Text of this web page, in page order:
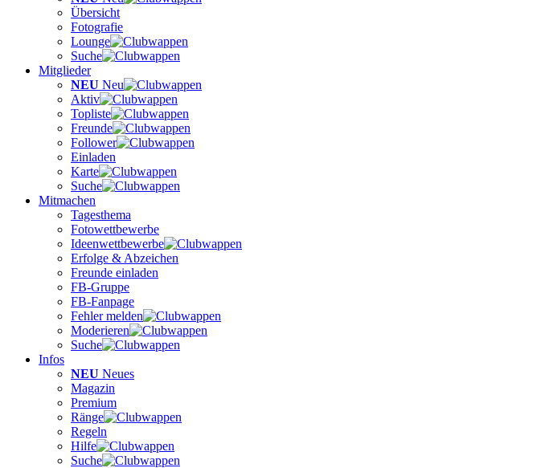
Übersicht
Fotografie
Lounge
Suche
Mitglieder
NEU Neu
Aktiv
Topliste
Freunde
Follower
Einladen
Karte
Suche
Mitmachen
Tagesthema
Fotowettbewerbe
Ideenwettbewerbe
Erfolge & Abzeichen
Freunde einladen
FB-Gruppe
FB-Fanpage
Fehler melden
Moderieren
Suche
Infos
NEU Neues
Magazin
Premium
Ränge
Regeln
Hilfe
Suche